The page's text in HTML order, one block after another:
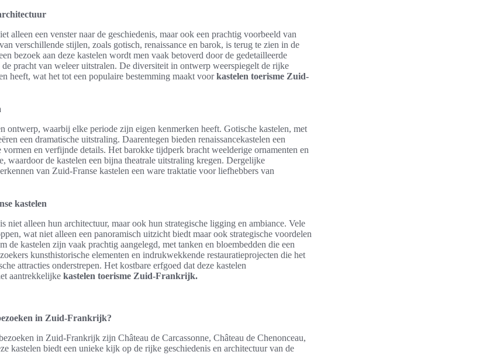
alleen een venster naar de geschiedenis, maar ook een prachtig voorbeeld van
verschillende stijlen, zoals gotisch, renaissance en barok, is terug te zien in de
bezoek aan deze kastelen wordt men vaak betoverd door de gedetailleerde
de pracht van weleer uitstralen. De diversiteit in ontwerp weerspiegelt de rijke
heeft, wat het tot een populaire bestemming maakt voorkastelen toerisme Zuid-
ontwerp, waarbij elke periode zijn eigen kenmerken heeft. Gotische kastelen, met
een dramatische uitstraling. Daarentegen bieden renaissancekastelen een
vormen en verfijnde details. Het barokke tijdperk bracht weelderige ornamenten en
waardoor de kastelen een bijna theatrale uitstraling kregen. Dergelijke
van Zuid-Franse kastelen een ware traktatie voor liefhebbers van
kastelen
niet alleen hun architectuur, maar ook hun strategische ligging en ambiance. Vele
wat niet alleen een panoramisch uitzicht biedt maar ook strategische voordelen
de kastelen zijn vaak prachtig aangelegd, met tanken en bloembedden die een
kunsthistorische elementen en indrukwekkende restauratieprojecten die het
attracties onderstrepen. Het kostbare erfgoed dat deze kastelen
aantrekkelijke kastelen toerisme Zuid-Frankrijk.
in Zuid-Frankrijk?
in Zuid-Frankrijk zijn Château de Carcassonne, Château de Chenonceau,
kastelen biedt een unieke kijk op de rijke geschiedenis en architectuur van de